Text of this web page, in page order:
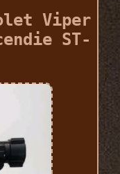
Viper
ST-